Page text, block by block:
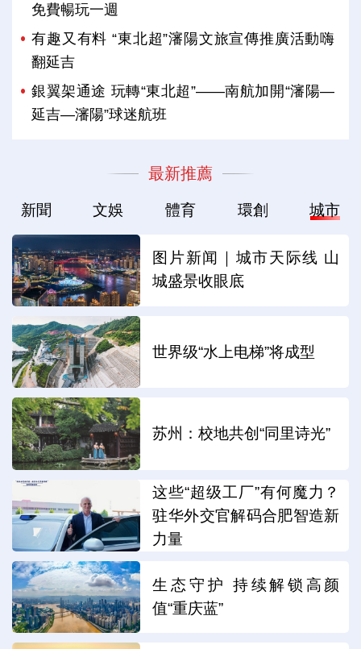
免費暢玩一週
有趣又有料 “東北超”瀋陽文旅宣傳推廣活動嗨
翻延吉
銀翼架通途 玩轉“東北超”——南航加開“瀋陽—
延吉—瀋陽”球迷航班
最新推薦
新聞 文娛 體育 環創 城市
图片新闻｜城市天际线 山
城盛景收眼底
世界级“水上电梯”将成型
苏州：校地共创“同里诗光”
这些“超级工厂”有何魔力？
驻华外交官解码合肥智造新
力量
生态守护 持续解锁高颜
值“重庆蓝”